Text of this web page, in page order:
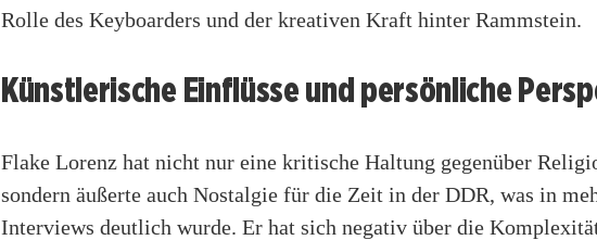
Rolle des Keyboarders und der kreativen Kraft hinter Rammstein.
Künstlerische Einflüsse und persönliche
Flake Lorenz hat nicht nur eine kritische Haltung gegenüber
sondern äußerte auch Nostalgie für die Zeit in der DDR, was in
Interviews deutlich wurde. Er hat sich negativ über die